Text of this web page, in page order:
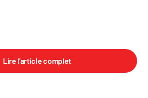
Lire l'article complet